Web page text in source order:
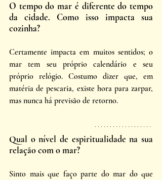
O tempo do mar é diferente do tempo
da cidade. Como isso impacta sua
cozinha?
Certamente impacta em muitos sentidos; o
mar tem seu próprio calendário e seu
próprio relógio. Costumo dizer que, em
matéria de pescaria, existe hora para zarpar,
mas nunca há previsão de retorno.
Qual o nível de espiritualidade na sua
relação com o mar?
Sinto mais que faço parte do mar do que